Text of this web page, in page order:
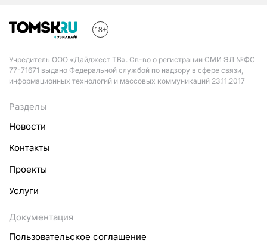
Учредитель ООО «Дайджест ТВ». Св-во о регистрации СМИ ЭЛ №ФС
77-71671 выдано Федеральной службой по надзору в сфере связи,
информационных технологий и массовых коммуникаций 23.11.2017
Разделы
Новости
Контакты
Проекты
Услуги
Документация
Пользовательское соглашение